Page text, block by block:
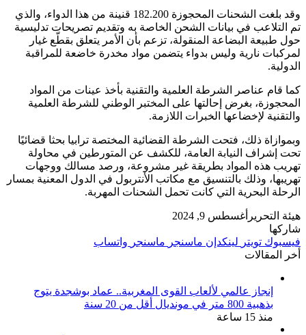
وقد بلغت الشحنات المحجوزة 182.200 قنينة من هذا الدواء، والذي
تم التلاعب في بيانات الشحن الخاصة به وتقديم تصريحات تدليسية
حول طبيعة البضاعة المنقولة، تزعم بأن الأمر يتعلق بقطّع غيار
لمركبات نارية وليس بدواء يتضمن مواد مخدرة خاضعة للمراقبة
الدولية.
كما قام عناصر الشرطة العلمية والتقنية بأخذ عينات من المواد
المحجوزة، بغرض إحالتها على المختبر الوطني للشرطة العلمية
والتقنية لإخضاعها الخبرات اللازمة.
وبموازاة ذلك، فتحت الشرطة القضائية المختصة ترابيا بحثا قضائيًا
تحت إشراف النيابة العامة، للكشف عن المتورطين في محاولة
تهريب هذه المواد بطريقة غير مشروعة، ورصد مسالك ووجهات
تهريبها، وذلك بالتنسيق مع مكاتب الأنتربول في الدول المعنية بمسار
الرحلة البحرية التي كانت تحمل الشحنات المهربة.
هيئة التحرير أغسطس 9, 2024
شاركها
فيسبوك تويتر لينكدإن ماسنجر ماسنجر واتساب
أخر المقالات
إنجاز عالمي لألعاب القوى المغربية.. عماد بوشجدة يتوج
بذهبية 800 متر في مونديال أقل من 20 سنة
منذ 15 ساعة